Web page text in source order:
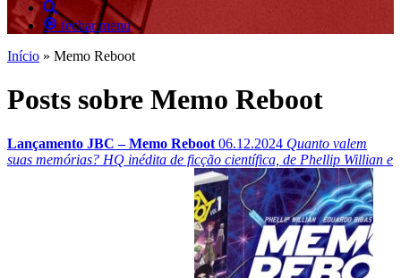
fechar menu
Início » Memo Reboot
Posts sobre Memo Reboot
Lançamento JBC – Memo Reboot 06.12.2024 Quanto valem
suas memórias? HQ inédita de ficção científica, de Phellip Willian e